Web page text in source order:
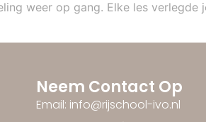
weer op gang. Elke les verlegde
Neem Contact Op
Email: info@rijschool-ivo.nl